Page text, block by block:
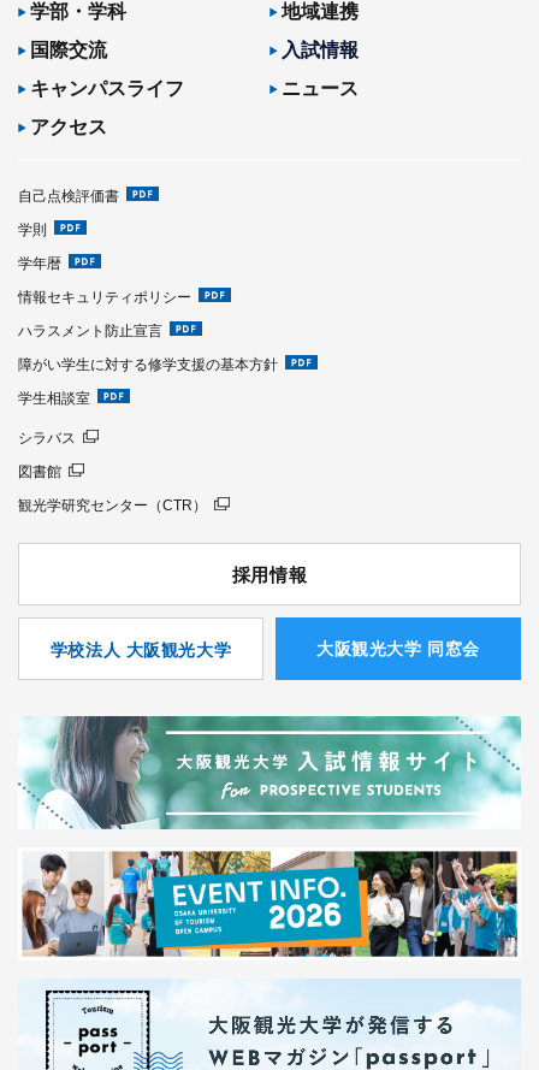
学部・学科
地域連携
国際交流
入試情報
キャンパスライフ
ニュース
アクセス
自己点検評価書
学則
学年暦
情報セキュリティポリシー
ハラスメント防止宣言
障がい学生に対する修学支援の基本方針
学生相談室
シラバス
図書館
観光学研究センター（CTR）
採用情報
学校法人 大阪観光大学 ⼤阪観光⼤学 同窓会